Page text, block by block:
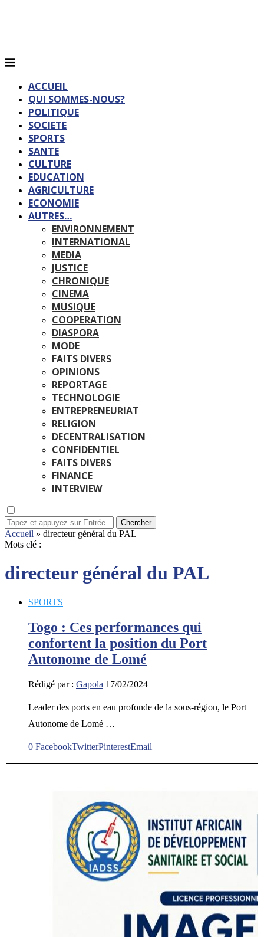
ACCUEIL
QUI SOMMES-NOUS?
POLITIQUE
SOCIETE
SPORTS
SANTE
CULTURE
EDUCATION
AGRICULTURE
ECONOMIE
AUTRES…
ENVIRONNEMENT
INTERNATIONAL
MEDIA
JUSTICE
CHRONIQUE
CINEMA
MUSIQUE
COOPERATION
DIASPORA
MODE
FAITS DIVERS
OPINIONS
REPORTAGE
TECHNOLOGIE
ENTREPRENEURIAT
RELIGION
DECENTRALISATION
CONFIDENTIEL
FAITS DIVERS
FINANCE
INTERVIEW
Chercher
Accueil » directeur général du PAL
Mots clé :
directeur général du PAL
SPORTS
Togo : Ces performances qui
confortent la position du Port
Autonome de Lomé
Rédigé par : Gapola 17/02/2024
Leader des ports en eau profonde de la sous-région, le Port
Autonome de Lomé …
0 FacebookTwitterPinterestEmail